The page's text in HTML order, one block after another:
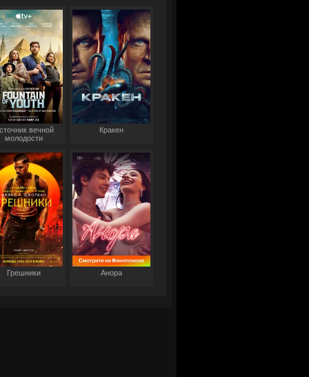
вечной
молодости
Кракен
Грешники Анора